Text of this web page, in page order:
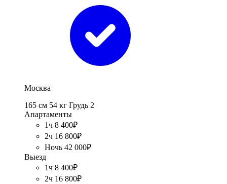
Москва
165 см 54 кг Грудь 2
Апартаменты
1ч 8 400₽
2ч 16 800₽
Ночь 42 000₽
Выезд
1ч 8 400₽
2ч 16 800₽